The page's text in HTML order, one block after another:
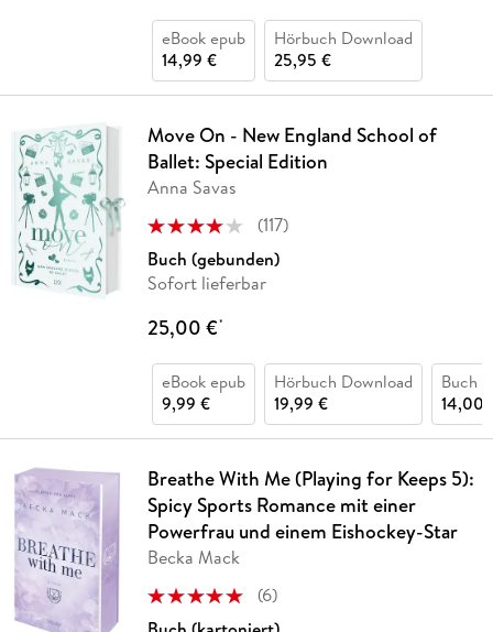
eBook epub
14,99 €
Hörbuch Download
25,95 €
Move On - New England School of
Ballet: Special Edition
Anna Savas
(117)
Buch (gebunden)
Sofort lieferbar
25,00 €*
eBook epub
9,99 €
Hörbuch Download
19,99 €
Buch
14,00
Breathe With Me (Playing for Keeps 5):
Spicy Sports Romance mit einer
Powerfrau und einem Eishockey-Star
Becka Mack
(6)